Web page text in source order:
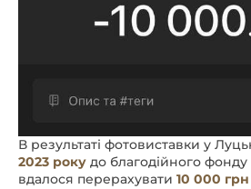
В результаті фотовиставки у
2023 року до благодійного
вдалося перерахувати 10 000 грн